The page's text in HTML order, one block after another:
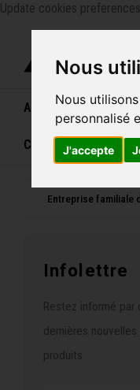
Nous
Nous
personnalisé
J'accepte
Update cookies preferences
Accueil Vélos
Carte cadeau
Entreprise familiale
Infolettre
Restez informé par
dernières
produits